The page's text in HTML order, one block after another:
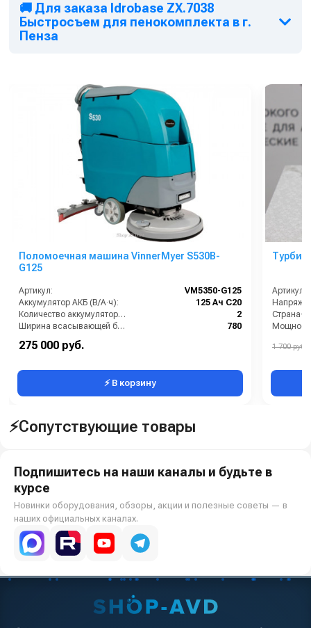
🚚 Для заказа Idrobase ZX.7038
Быстросъем для пенокомплекта в г.
Пенза
Поломоечная машина VinnerMyer S530B-
G125
Артикул:
VM5350-G125
Аккумулятор АКБ (В/А·ч):
125 Ач С20
Количество аккумуляторов (шт):
2
Ширина всасывающей балки (мм):
780
Габариты (ДхШхВ):
275 000 руб.
⚡ В корзину
Артикул:
Страна-
1 700 руб.
⚡Сопутствующие товары
Подпишитесь на наши каналы и будьте в
курсе
Новинки оборудования, обзоры, акции и полезные советы — в
наших официальных каналах.